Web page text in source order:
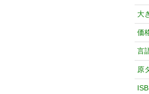
大
価
言
原